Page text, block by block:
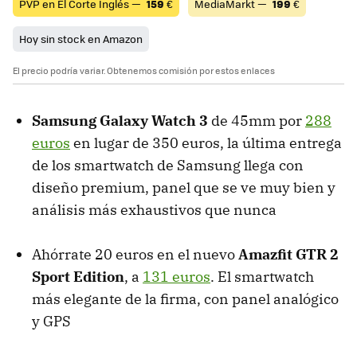
PVP en El Corte Inglés — 159 € MediaMarkt — 199 €
Hoy sin stock en Amazon
El precio podría variar. Obtenemos comisión por estos enlaces
Samsung Galaxy Watch 3 de 45mm por 288
euros en lugar de 350 euros, la última entrega
de los smartwatch de Samsung llega con
diseño premium, panel que se ve muy bien y
análisis más exhaustivos que nunca
Ahórrate 20 euros en el nuevoAmazfit GTR 2
Sport Edition, a 131 euros. El smartwatch
más elegante de la firma, con panel analógico
y GPS